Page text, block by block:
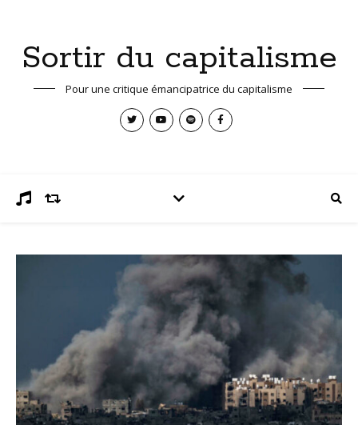
Sortir du capitalisme
Pour une critique émancipatrice du capitalisme